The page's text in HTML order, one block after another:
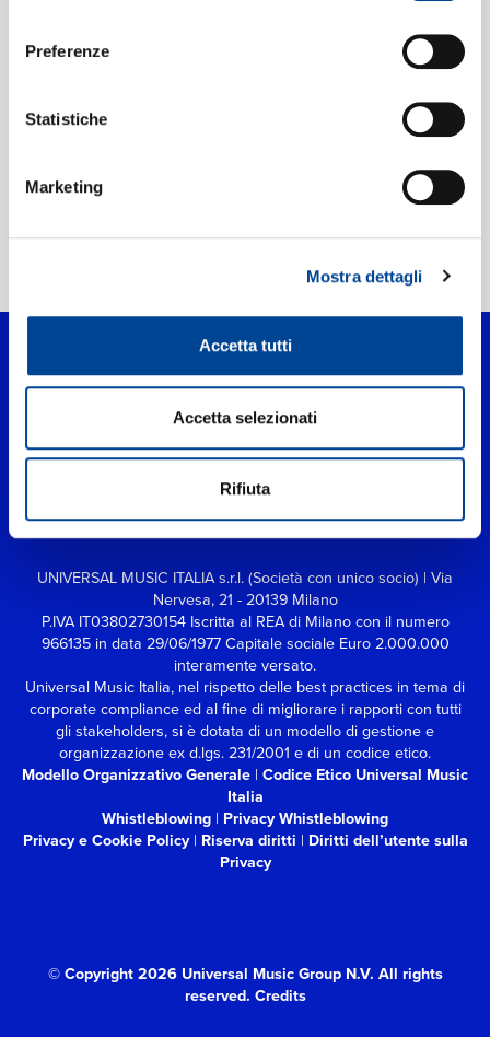
Preferenze
Statistiche
Marketing
Mostra dettagli
Accetta tutti
Accetta selezionati
Rifiuta
We Run The Night
UNIVERSAL MUSIC ITALIA s.r.l. (Società con unico socio) | Via
Nervesa, 21 - 20139 Milano
P.IVA IT03802730154 Iscritta al REA di Milano con il numero
966135 in data 29/06/1977Capitale sociale Euro 2.000.000
interamente versato.
Universal Music Italia, nel rispetto delle best practices in tema di
corporate compliance ed al fine di migliorare i rapporti con tutti
gli stakeholders,si è dotata di un modello di gestione e
organizzazione ex d.lgs. 231/2001 e di un codice etico.
Modello Organizzativo Generale | Codice Etico Universal Music
Italia
Whistleblowing | Privacy Whistleblowing
Privacy e Cookie Policy| Riserva diritti | Diritti dell’utente sulla
Privacy
© Copyright 2026 Universal Music Group N.V. All rights
reserved. Credits